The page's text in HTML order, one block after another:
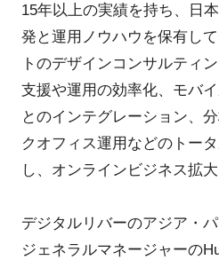
15年以上の実績を持ち、日
発と運用ノウハウを保有し
トのデザインコンサルティ
支援や運用の効率化、モバ
とのインテグレーション、
クオフィス運用などのトー
し、オンラインビジネス拡
デジタルリバーのアジア・
ジェネラルマネージャーの